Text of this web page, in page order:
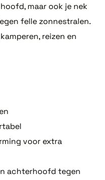
maar ook je nek
felle zonnestralen.
reizen en
voor extra
achterhoofd tegen